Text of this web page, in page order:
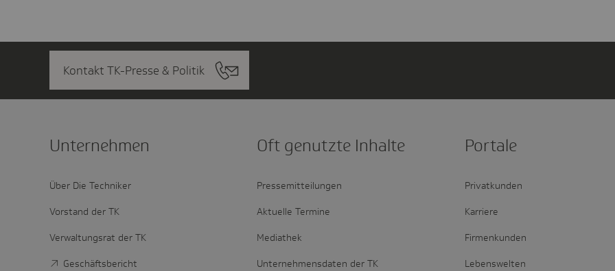
Kontakt TK-Presse & Politik
Unter­nehmen
Über Die Techniker
Vorstand der TK
Verwaltungsrat der TK
Geschäftsbericht
Oft genutzte Inhalte
Pressemitteilungen
Aktuelle Termine
Mediathek
Unternehmensdaten der TK
Portale
Privatkunden
Karriere
Firmenkunden
Lebenswelten